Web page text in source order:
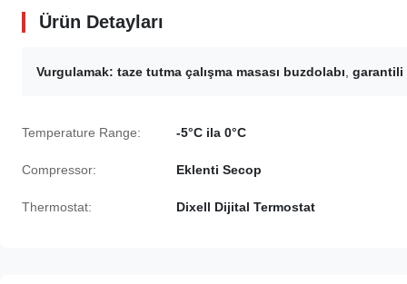
Ürün Detayları
Vurgulamak: taze tutma çalışma masası buzdolabı garantili
Temperature Range: -5°C ila 0°C
Compressor: Eklenti Secop
Thermostat: Dixell Dijital Termostat